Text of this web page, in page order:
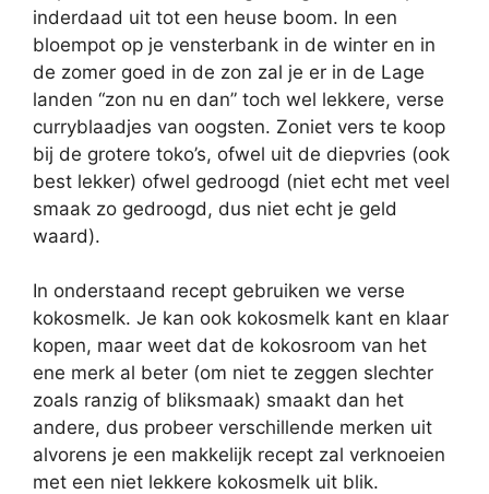
inderdaad uit tot een heuse boom. In een
bloempot op je vensterbank in de winter en in
de zomer goed in de zon zal je er in de Lage
landen “zon nu en dan” toch wel lekkere, verse
curryblaadjes van oogsten. Zoniet vers te koop
bij de grotere toko’s, ofwel uit de diepvries (ook
best lekker) ofwel gedroogd (niet echt met veel
smaak zo gedroogd, dus niet echt je geld
waard).
In onderstaand recept gebruiken we verse
kokosmelk. Je kan ook kokosmelk kant en klaar
kopen, maar weet dat de kokosroom van het
ene merk al beter (om niet te zeggen slechter
zoals ranzig of bliksmaak) smaakt dan het
andere, dus probeer verschillende merken uit
alvorens je een makkelijk recept zal verknoeien
met een niet lekkere kokosmelk uit blik.